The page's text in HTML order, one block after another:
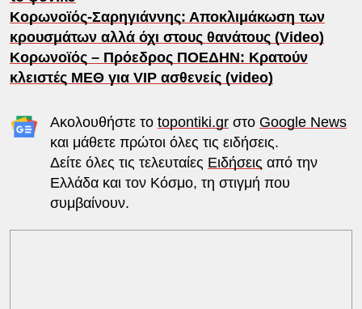
Κορωνοϊός-Σαρηγιάννης: Αποκλιμάκωση των
κρουσμάτων αλλά όχι στους θανάτους (Video)
Κορωνοϊός – Πρόεδρος ΠΟΕΔΗΝ: Κρατούν
κλειστές ΜΕΘ για VIP ασθενείς (video)
Ακολουθήστε το topontiki.grστο Google News
και μάθετε πρώτοι όλες τις ειδήσεις.
Δείτε όλες τις τελευταίες Ειδήσεις από την
Ελλάδα και τον Κόσμο, τη στιγμή που
συμβαίνουν.